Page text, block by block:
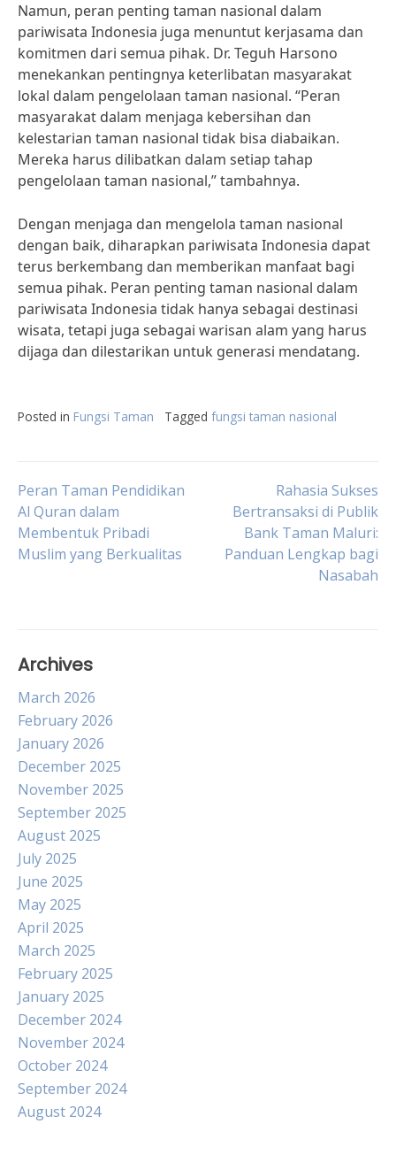
Namun, peran penting taman nasional dalam
pariwisata Indonesia juga menuntut kerjasama dan
komitmen dari semua pihak. Dr. Teguh Harsono
menekankan pentingnya keterlibatan masyarakat
lokal dalam pengelolaan taman nasional. “Peran
masyarakat dalam menjaga kebersihan dan
kelestarian taman nasional tidak bisa diabaikan.
Mereka harus dilibatkan dalam setiap tahap
pengelolaan taman nasional,” tambahnya.
Dengan menjaga dan mengelola taman nasional
dengan baik, diharapkan pariwisata Indonesia dapat
terus berkembang dan memberikan manfaat bagi
semua pihak. Peran penting taman nasional dalam
pariwisata Indonesia tidak hanya sebagai destinasi
wisata, tetapi juga sebagai warisan alam yang harus
dijaga dan dilestarikan untuk generasi mendatang.
Posted in Fungsi Taman Tagged fungsi taman nasional
Post
navigation
Peran Taman Pendidikan
Al Quran dalam
Membentuk Pribadi
Muslim yang Berkualitas
Rahasia Sukses
Bertransaksi di Publik
Bank Taman Maluri:
Panduan Lengkap bagi
Nasabah
Archives
March 2026
February 2026
January 2026
December 2025
November 2025
September 2025
August 2025
July 2025
June 2025
May 2025
April 2025
March 2025
February 2025
January 2025
December 2024
November 2024
October 2024
September 2024
August 2024